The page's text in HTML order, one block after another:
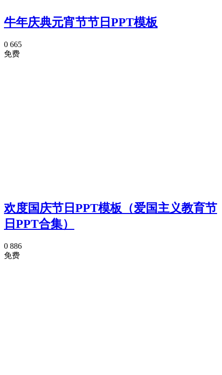
牛年庆典元宵节节日PPT模板
0 665
免费
欢度国庆节日PPT模板（爱国主义教育节
日PPT合集）
0 886
免费